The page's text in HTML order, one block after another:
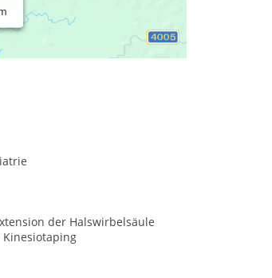
der Halswirbelsäule
Kinesiotaping